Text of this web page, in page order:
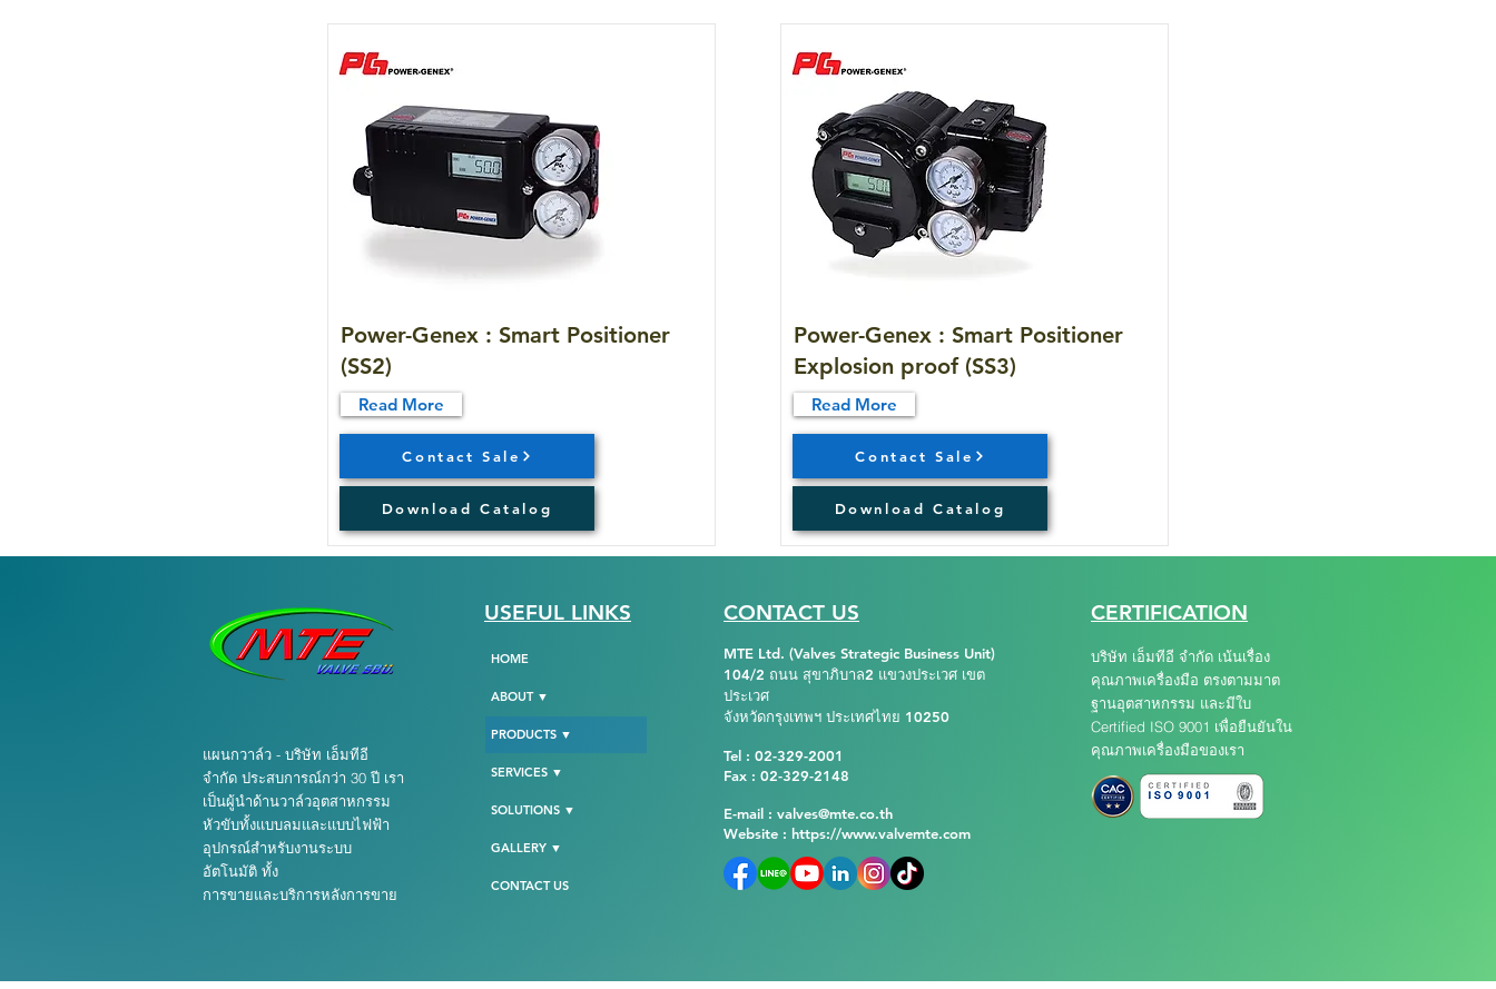
Power-Genex : Smart Positioner
(SS2)
Read More
Contact Sale
Download Catalog
Power-Genex : Smart Positioner
Explosion proof (SS3)
Read More
Contact Sale
Download Catalog
แผนกวาล์ว - บริษัท เอ็มทีอี
จำกัด ประสบการณ์กว่า 30 ปี เรา
เป็นผู้นำด้านวาล์วอุตสาหกรรม
หัวขับทั้งแบบลมและแบบไฟฟ้า
อุปกรณ์สำหรับงานระบบ
อัตโนมัติ ทั้ง
การขายและบริการหลังการขาย
USEFUL LINKS
HOME
ABOUT ▼
PRODUCTS ▼
SERVICES ▼
SOLUTIONS ▼
GALLERY ▼
CONTACT US
CONTACT US
MTE Ltd. (Valves Strategic Business Unit)
104/2 ถนน สุขาภิบาล2 แขวงประเวศ เขต
ประเวศ
จังหวัดกรุงเทพฯ ประเทศไทย 10250
Tel : 02-329-2001
Fax : 02-329-2148
E-mail : valves@mte.co.th
Website : https://www.valvemte.com
CERTIFICATION
บริษัท เอ็มทีอี จำกัด เน้นเรื่อง
คุณภาพเครื่องมือ ตรงตามมาต
ฐานอุตสาหกรรม และมีใบ
Certified ISO 9001 เพื่อยืนยันใน
คุณภาพเครื่องมือของเรา